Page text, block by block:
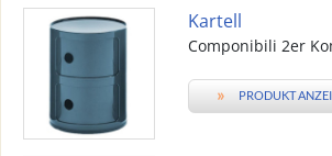
Kartell
Componibili 2er
» PRODUKT